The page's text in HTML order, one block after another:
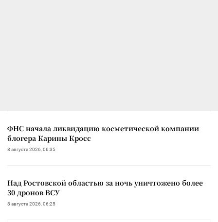
ФНС начала ликвидацию косметической компании
блогера Карины Кросс
8 августа 2026, 06:35
Над Ростовской областью за ночь уничтожено более
30 дронов ВСУ
8 августа 2026, 06:25